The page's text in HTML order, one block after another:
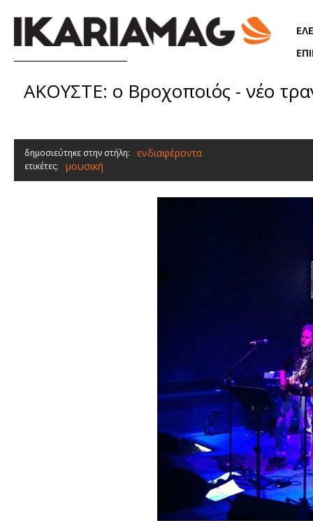
ΑΚΟΥΣΤΕ: ο Βροχοποιός - νέο
δημοσιεύτηκε στην στήλη: ενδιαφέροντα
ετικέτες: μουσική